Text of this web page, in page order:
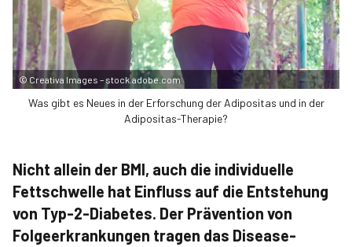
© Creativa Images – stock.adobe.com
Was gibt es Neues in der Erforschung der Adipositas und in der
Adipositas-Therapie?
Nicht allein der BMI, auch die individuelle
Fettschwelle hat Einfluss auf die Entstehung
von Typ-2-Diabetes. Der Prävention von
Folgeerkrankungen tragen das Disease-